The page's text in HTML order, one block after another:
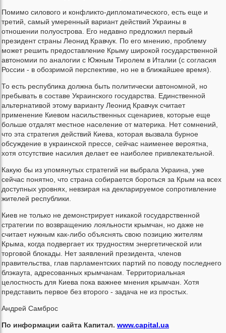
Помимо силового и конфликто-дипломатического, есть еще и
третий, самый умеренный вариант действий Украины в
отношении полуострова. Его недавно предложил первый
президент страны Леонид Кравчук. По его мнению, проблему
может решить предоставление Крыму широкой государственной
автономии по аналогии с Южным Тиролем в Италии (с согласия
России - в обозримой перспективе, но не в ближайшее время).
То есть республика должна быть политически автономной, но
пребывать в составе Украинского государства. Единственной
альтернативой этому варианту Леонид Кравчук считает
применение Киевом насильственных сценариев, которые еще
больше отдалят местное население от материка. Нет сомнений,
что эта стратегия действий Киева, которая вызвала бурное
обсуждение в украинской прессе, сейчас наименее вероятна,
хотя отсутствие насилия делает ее наиболее привлекательной.
Какую бы из упомянутых стратегий ни выбрала Украина, уже
сейчас понятно, что страна собирается бороться за Крым на всех
доступных уровнях, невзирая на декларируемое сопротивление
жителей республики.
Киев не только не демонстрирует никакой государственной
стратегии по возвращению лояльности крымчан, но даже не
считает нужным как-либо объяснять свою позицию жителям
Крыма, когда подвергает их трудностям энергетической или
торговой блокады. Нет заявлений президента, членов
правительства, глав парламентских партий по поводу последнего
блэкаута, адресованных крымчанам. Территориальная
целостность для Киева пока важнее мнения крымчан. Хотя
представить первое без второго - задача не из простых.
Андрей Самброс
По информации сайта Капитал. www.capital.ua